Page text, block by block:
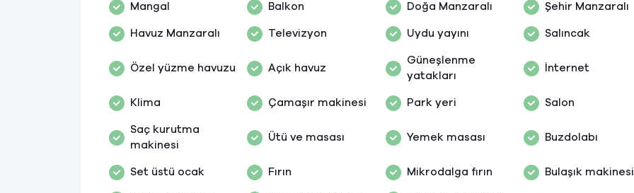
Mangal Balkon Doğa Manzaralı Şehir Manzaralı
Havuz Manzaralı Televizyon Uydu yayını Salıncak
Özel yüzme havuzu Açık havuz
Güneşlenme
yatakları
İnternet
Klima Çamaşır makinesi Park yeri Salon
Saç kurutma
makinesi
Ütü ve masası Yemek masası Buzdolabı
Set üstü ocak Fırın Mikrodalga fırın Bulaşık makinesi